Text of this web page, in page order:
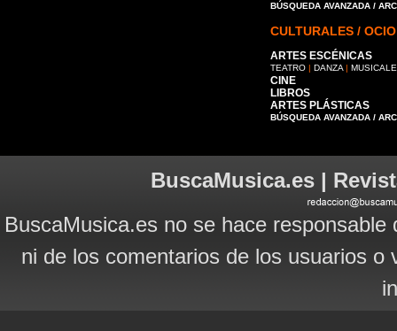
BÚSQUEDA AVANZADA /
CULTURALES / OCIO
ARTES ESCÉNICAS
TEATRO | DANZA |
CINE
LIBROS
ARTES PLÁSTICAS
BÚSQUEDA AVANZADA /
BuscaMusica.es |
BuscaMusica.es no se hace
ni de los comentarios de los usuarios